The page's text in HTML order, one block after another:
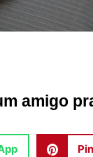
amigo